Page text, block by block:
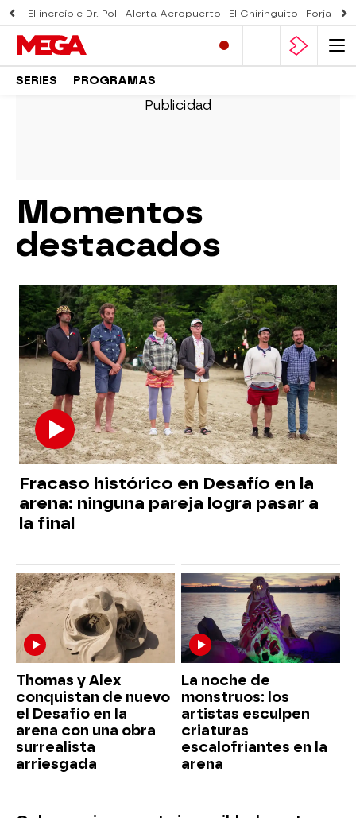
El increíble Dr. Pol Alerta Aeropuerto El Chiringuito Forjado
SERIES PROGRAMAS
Momentos
destacados
Fracaso histórico en Desafío en la
arena: ninguna pareja logra pasar a
la final
Thomas y Alex
conquistan de nuevo
el Desafío en la
arena con una obra
surrealista
arriesgada
La noche de
monstruos: los
artistas esculpen
criaturas
escalofriantes en la
arena